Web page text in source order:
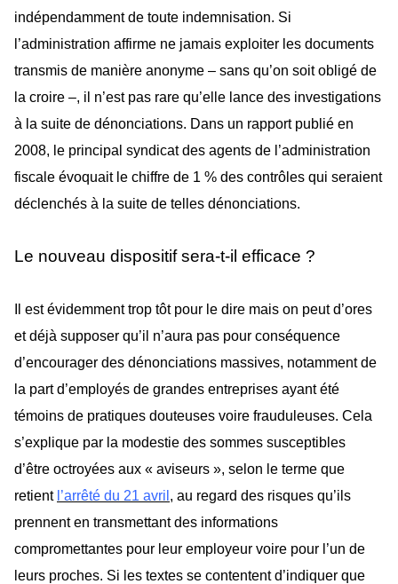
indépendamment de toute indemnisation. Si
l’administration affirme ne jamais exploiter les documents
transmis de manière anonyme – sans qu’on soit obligé de
la croire –, il n’est pas rare qu’elle lance des investigations
à la suite de dénonciations. Dans un rapport publié en
2008, le principal syndicat des agents de l’administration
fiscale évoquait le chiffre de 1 % des contrôles qui seraient
déclenchés à la suite de telles dénonciations.
Le nouveau dispositif sera-t-il efficace ?
est évidemment trop tôt pour le dire mais on peut d’ores
et déjà supposer qu’il n’aura pas pour conséquence
d’encourager des dénonciations massives, notamment de
la part d’employés de grandes entreprises ayant été
témoins de pratiques douteuses voire frauduleuses. Cela
s’explique par la modestie des sommes susceptibles
d’être octroyées aux « aviseurs », selon le terme que
retient l’arrêté du 21 avril , au regard des risques qu’ils
prennent en transmettant des informations
compromettantes pour leur employeur voire pour l’un de
leurs proches. Si les textes se contentent d’indiquer que